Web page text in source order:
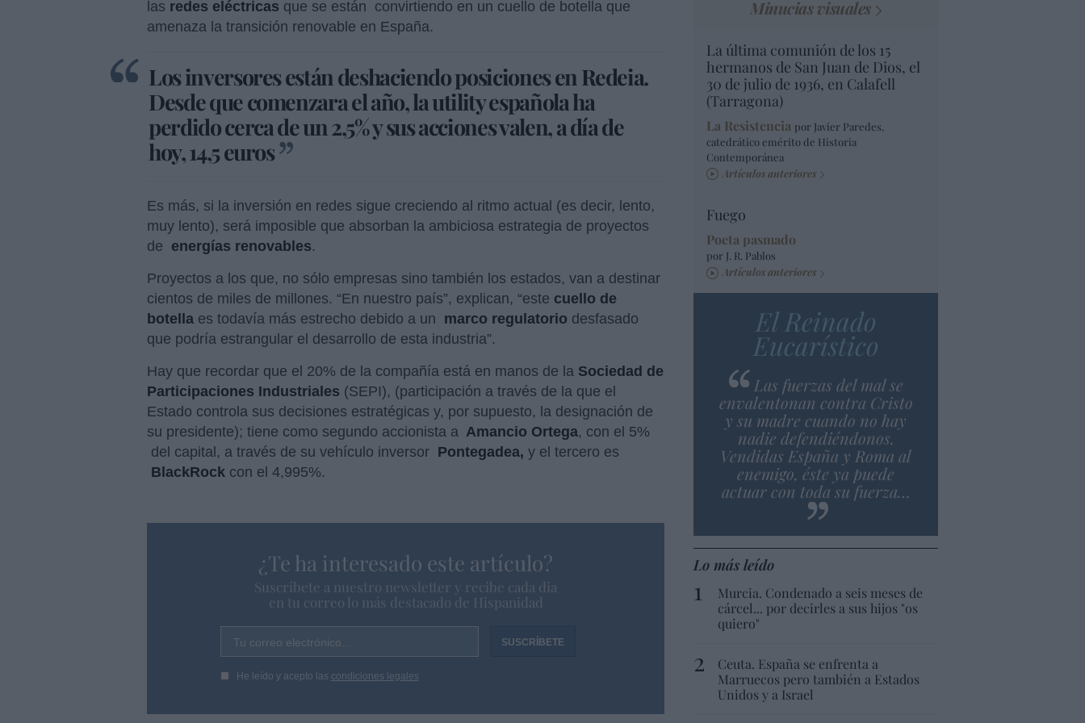
las redes eléctricas que se están convirtiendo en un cuello de botella que
amenaza la transición renovable en España.
Los inversores están deshaciendo posiciones en Redeia.
Desde que comenzara el año, la utility española ha
perdido cerca de un 2,5% y sus acciones valen, a día de
hoy, 14,5 euros
Es más, si la inversión en redes sigue creciendo al ritmo actual (es decir, lento,
muy lento), será imposible que absorban la ambiciosa estrategia de proyectos
de energías renovables.
Proyectos a los que, no sólo empresas sino también los estados, van a destinar
cientos de miles de millones. “En nuestro país”, explican, “este cuello de
botella es todavía más estrecho debido a un marco regulatorio desfasado
que podría estrangular el desarrollo de esta industria”.
Hay que recordar que el 20% de la compañía está en manos de la Sociedad de
Participaciones Industriales (SEPI), (participación a través de la que el
Estado controla sus decisiones estratégicas y, por supuesto, la designación de
su presidente); tiene como segundo accionista a Amancio Ortega, con el 5%
del capital, a través de su vehículo inversor Pontegadea, y el tercero es
BlackRock con el 4,995%.
¿Te ha interesado este artículo?
Suscríbete a nuestro newsletter y recibe cada dia
en tu correo lo más destacado de Hispanidad
Tu correo electrónico...
He leído y acepto las condiciones legales
Minucias visuales
La última comunión de los 15
hermanos de San Juan de Dios, el
30 de julio de 1936, en Calafell
(Tarragona)
La Resistencia por Javier Paredes,
catedrático emérito de Historia
Contemporánea
Artículos anteriores
Fuego
Poeta pasmado
por J. R. Pablos
Artículos anteriores
El Reinado
Eucarístico
Las fuerzas del mal se
envalentonan contra Cristo
y su madre cuando no hay
nadie defendiéndonos.
Vendidas España y Roma al
enemigo, éste ya puede
actuar con toda su fuerza…
Lo más leído
Murcia. Condenado a seis meses de
cárcel... por decirles a sus hijos "os
quiero"
Ceuta. España se enfrenta a
Marruecos pero también a Estados
Unidos y a Israel